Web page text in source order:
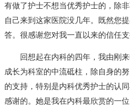
有做了护士不想当优秀护士的，除
自己来到这家医院没几年。既然您
答。很感谢您对我一直以来的信任
回想起在内科的四年，我由刚
成长为科室的中流砥柱，除自身的
的支持，特别是内科优秀护士的认
感谢的。她是我在内科最欣赏的一